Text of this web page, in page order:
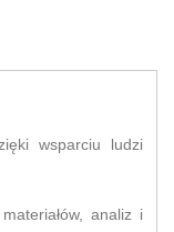
wsparciu ludzi
analiz i